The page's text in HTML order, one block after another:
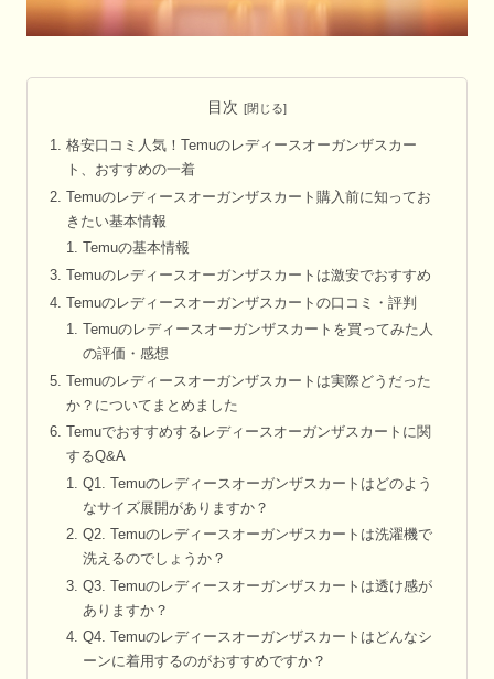
目次
格安口コミ人気！Temuのレディースオーガンザスカー
ト、おすすめの一着
Temuのレディースオーガンザスカート購入前に知ってお
きたい基本情報
Temuの基本情報
Temuのレディースオーガンザスカートは激安でおすすめ
Temuのレディースオーガンザスカートの口コミ・評判
Temuのレディースオーガンザスカートを買ってみた人
の評価・感想
Temuのレディースオーガンザスカートは実際どうだった
か？についてまとめました
Temuでおすすめするレディースオーガンザスカートに関
するQ&A
Q1. Temuのレディースオーガンザスカートはどのよう
なサイズ展開がありますか？
Q2. Temuのレディースオーガンザスカートは洗濯機で
洗えるのでしょうか？
Q3. Temuのレディースオーガンザスカートは透け感が
ありますか？
Q4. Temuのレディースオーガンザスカートはどんなシ
ーンに着用するのがおすすめですか？